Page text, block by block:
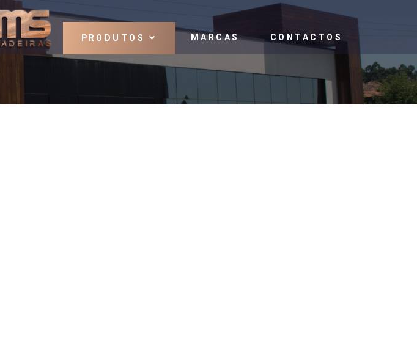
PRODUTOS MARCAS CONTACTOS
flexibilidade, excelente estabilidade dimensional e uma superfície sem porosidades.